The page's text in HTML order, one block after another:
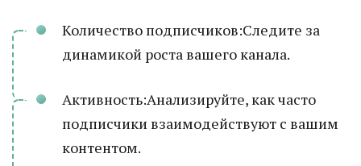
Количество подписчиков:Следите за
динамикой роста вашего канала.
Активность:Анализируйте, как часто
подписчики взаимодействуют с вашим
контентом.